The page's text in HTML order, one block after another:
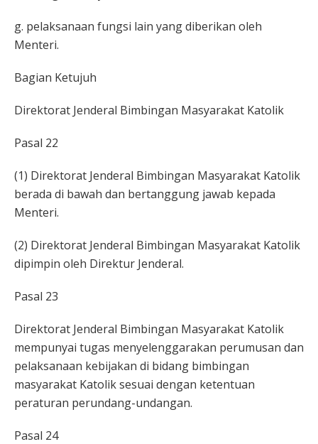
g. pelaksanaan fungsi lain yang diberikan oleh
Menteri.
Bagian Ketujuh
Direktorat Jenderal Bimbingan Masyarakat Katolik
Pasal 22
(1) Direktorat Jenderal Bimbingan Masyarakat Katolik
berada di bawah dan bertanggung jawab kepada
Menteri.
(2) Direktorat Jenderal Bimbingan Masyarakat Katolik
dipimpin oleh Direktur Jenderal.
Pasal 23
Direktorat Jenderal Bimbingan Masyarakat Katolik
mempunyai tugas menyelenggarakan perumusan dan
pelaksanaan kebijakan di bidang bimbingan
masyarakat Katolik sesuai dengan ketentuan
peraturan perundang-undangan.
Pasal 24